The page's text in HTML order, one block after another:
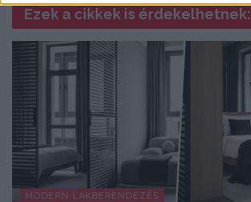
Ezek a cikkek is érdekelhetnek:
MODERN LAKBERENDEZÉS